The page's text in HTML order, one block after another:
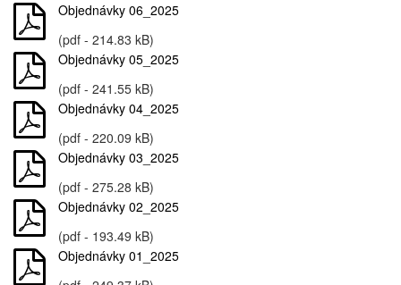
Objednávky 06_2025
(pdf - 214.83 kB)
Objednávky 05_2025
(pdf - 241.55 kB)
Objednávky 04_2025
(pdf - 220.09 kB)
Objednávky 03_2025
(pdf - 275.28 kB)
Objednávky 02_2025
(pdf - 193.49 kB)
Objednávky 01_2025